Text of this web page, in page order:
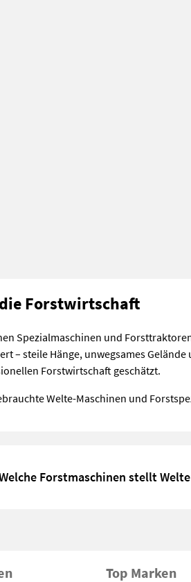
Forstwirtschaft
Spezialmaschinen und
– steile Hänge, unwegsames
Forstwirtschaft geschätzt.
Welte-Maschinen und
Forstmaschinen stellt
Top Marken